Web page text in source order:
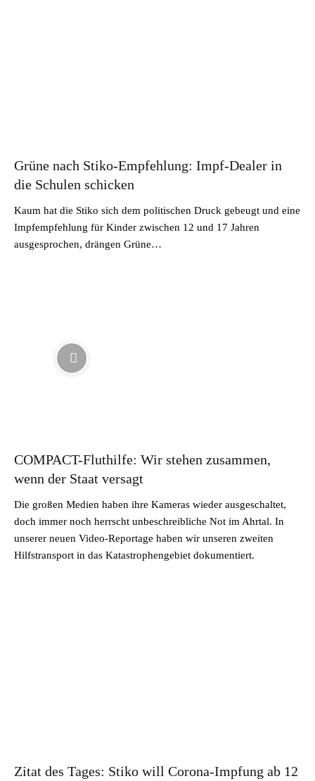
Grüne nach Stiko-Empfehlung: Impf-Dealer in
die Schulen schicken
Kaum hat die Stiko sich dem politischen Druck gebeugt und eine
Impfempfehlung für Kinder zwischen 12 und 17 Jahren
ausgesprochen, drängen Grüne…
COMPACT-Fluthilfe: Wir stehen zusammen,
wenn der Staat versagt
Die großen Medien haben ihre Kameras wieder ausgeschaltet,
doch immer noch herrscht unbeschreibliche Not im Ahrtal. In
unserer neuen Video-Reportage haben wir unseren zweiten
Hilfstransport in das Katastrophengebiet dokumentiert.
Zitat des Tages: Stiko will Corona-Impfung ab 12